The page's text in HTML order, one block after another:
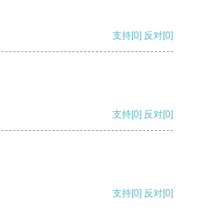
支持[0] 反对[0]
支持[0] 反对[0]
支持[0] 反对[0]